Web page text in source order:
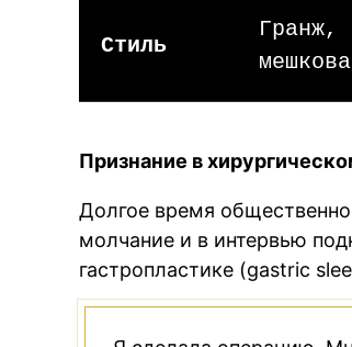
Стиль
Гранж,
Признание в
Долгое время
молчание и в интервью
гастропластике (gastric